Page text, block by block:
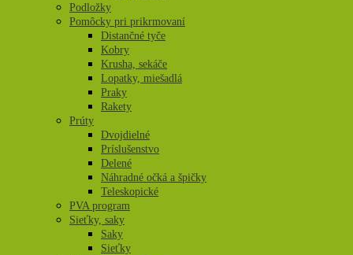
Podložky
Pomôcky pri prikrmovaní
Distančné tyče
Kobry
Krusha, sekáče
Lopatky, miešadlá
Praky
Rakety
Prúty
Dvojdielné
Príslušenstvo
Delené
Náhradné očká a špičky
Teleskopické
PVA program
Sieťky, saky
Saky
Sieťky